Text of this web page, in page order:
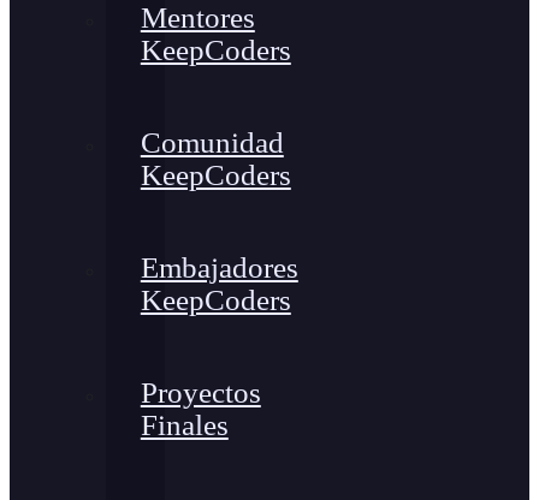
Mentores
KeepCoders
Comunidad
KeepCoders
Embajadores
KeepCoders
Proyectos
Finales